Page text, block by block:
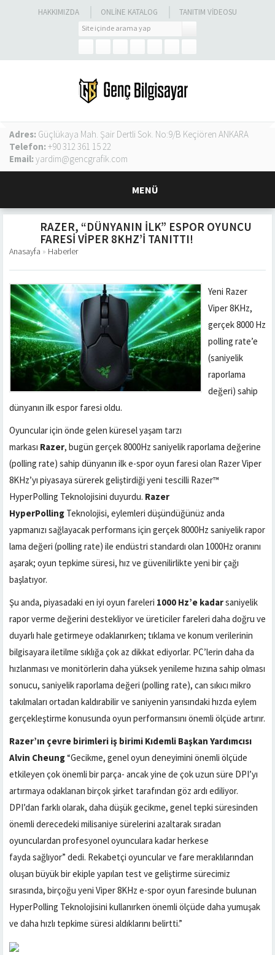
HAKKIMIZDA ONLINE KATALOG TANITIM VIDEOSU
Adres: Güçlükaya Mah. Şair Dertli Sok. No:9/B Keçiören ANKARA
Telefon: +90 312 361 15 22
Email: yardim@gencgrafik.com
MENÜ
RAZER, “DÜNYANIN İLK” ESPOR OYUNCU
FARESI VIPER 8KHZ’I TANITTI!
Anasayfa » Haberler
Yeni Razer
Viper 8KHz,
gerçek 8000 Hz
polling rate’e
(saniyelik
raporlama
değeri) sahip
dünyanın ilk espor faresi oldu.
Oyuncular için önde gelen küresel yaşam tarzı
markası Razer, bugün gerçek 8000Hz saniyelik raporlama değerine
(polling rate) sahip dünyanın ilk e-spor oyun faresi olan Razer Viper
8KHz’yı piyasaya sürerek geliştirdiği yeni tescilli Razer™
HyperPolling Teknolojisini duyurdu. Razer
HyperPolling Teknolojisi, eylemleri düşündüğünüz anda
yapmanızı sağlayacak performans için gerçek 8000Hz saniyelik rapor
lama değeri (polling rate) ile endüstri standardı olan 1000Hz oranını
aşarak; oyun tepkime süresi, hız ve güvenilirlikte yeni bir çağı
başlatıyor.
Şu anda, piyasadaki en iyi oyun fareleri 1000 Hz’e kadarsaniyelik
rapor verme değerini destekliyor ve üreticiler fareleri daha doğru ve
duyarlı hale getirmeye odaklanırken; tıklama ve konum verilerinin
bilgisayara iletilme sıklığa çok az dikkat ediyorlar. PC’lerin daha da
hızlanması ve monitörlerin daha yüksek yenileme hızına sahip olması
sonucu, saniyelik raporlama değeri (polling rate), can sıkıcı mikro
takılmaları ortadan kaldırabilir ve saniyenin yarısındaki hızda eylem
gerçekleştirme konusunda oyun performansını önemli ölçüde artırır.
Razer’ın çevre birimleri iş birimi Kıdemli Başkan Yardımcısı
Alvin Cheung“Gecikme, genel oyun deneyimini önemli ölçüde
etkileyen çok önemli bir parça- ancak yine de çok uzun süre DPI’yı
artırmaya odaklanan birçok şirket tarafından göz ardı ediliyor.
DPI’dan farklı olarak, daha düşük gecikme, genel tepki süresinden
önemli derecedeki milisaniye sürelerini azaltarak sıradan
oyunculardan profesyonel oyunculara kadar herkese
fayda sağlıyor” dedi. Rekabetçi oyuncular ve fare meraklılarından
oluşan büyük bir ekiple yapılan test ve geliştirme sürecimiz
sırasında, birçoğu yeni Viper 8KHz e-spor oyun faresinde bulunan
HyperPolling Teknolojisini kullanırken önemli ölçüde daha yumuşak
ve daha hızlı tepkime süresi aldıklarını belirtti.”